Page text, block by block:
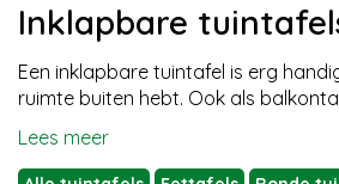
Inklapbare
Een inklapbare tuintafel is erg
ruimte buiten hebt. Ook als
Lees meer